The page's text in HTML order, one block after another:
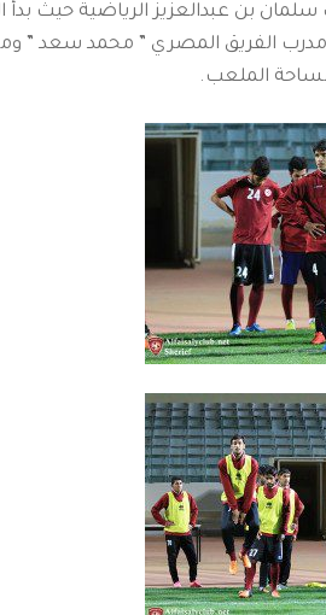
بن عبدالعزيز الرياضية حيث بدأ
الفريق المصري ” محمد سعد ”
الملعب.